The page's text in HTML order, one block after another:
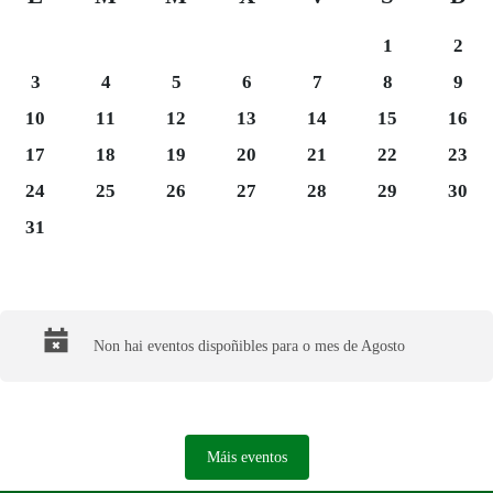
Sábado 1
1
2
Luns 3
3 Martes 4
4 Mércores 5
5 Xoves 6
6 Venres 7
7 Sábado 8
8
9
Luns 10
10 Martes 11
11 Mércores 12
12 Xoves 13
13 Venres 14
14 Sábado 15
15
16
Luns 17
17 Martes 18
18 Mércores 19
19 Xoves 20
20 Venres 21
21 Sábado 22
22
23
Luns 24
24 Martes 25
25 Mércores 26
26 Xoves 27
27 Venres 28
28 Sábado 29
29
30
Luns 31
31
Non hai eventos dispoñibles para o mes de Agosto
Máis eventos